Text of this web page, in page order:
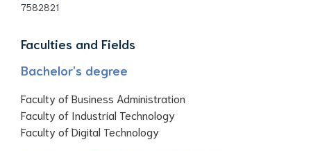
7582821
Faculties and Fields
Bachelor's degree
Faculty of Business Administration
Faculty of Industrial Technology
Faculty of Digital Technology